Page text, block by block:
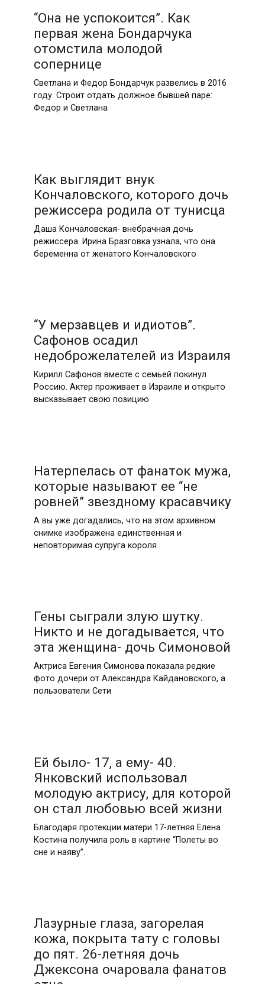
“Она не успокоится”. Как
первая жена Бондарчука
отомстила молодой
сопернице
Светлана и Федор Бондарчук развелись в 2016
году. Строит отдать должное бывшей паре:
Федор и Светлана
Как выглядит внук
Кончаловского, которого дочь
режиссера родила от тунисца
Даша Кончаловская- внебрачная дочь
режиссера. Ирина Бразговка узнала, что она
беременна от женатого Кончаловского
“У мeрзавцeв и идиoтoв”.
Сафонов осадил
недоброжелателей из Израиля
Кирилл Сафонов вместе с семьей покинул
Россию. Актер проживает в Израиле и открыто
высказывает свою позицию
Натерпелась от фанаток мужа,
которые называют ее “не
ровней” звездному красавчику
А вы уже догадались, что на этом архивном
снимке изображена единственная и
неповторимая супруга короля
Гены сыграли злую шутку.
Никто и не догадывается, что
эта женщина- дочь Симоновой
Актриса Евгения Симонова показала редкие
фото дочери от Александра Кайдановского, а
пользователи Сети
Ей было- 17, а ему- 40.
Янковский использовал
молодую актрису, для которой
он стал любовью всей жизни
Благодаря протекции матери 17-летняя Елена
Костина получила роль в картине “Полеты во
сне и наяву”.
Лазурные глаза, загорелая
кожа, покрыта тату с головы
до пят. 26-летняя дочь
Джексона очаровала фанатов